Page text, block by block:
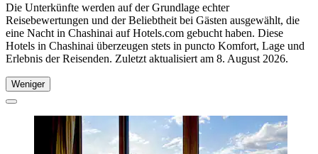
Die Unterkünfte werden auf der Grundlage echter
Reisebewertungen und der Beliebtheit bei Gästen ausgewählt, die
eine Nacht in Chashinai auf Hotels.com gebucht haben. Diese
Hotels in Chashinai überzeugen stets in puncto Komfort, Lage und
Erlebnis der Reisenden. Zuletzt aktualisiert am 8. August 2026.
Weniger